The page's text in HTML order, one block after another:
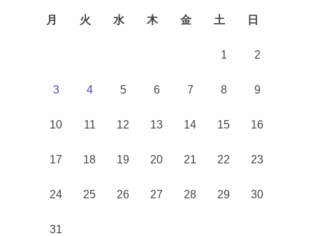
月 火 水 木 金 土 日
1 2
3 4 5 6 7 8 9
10 11 12 13 14 15 16
17 18 19 20 21 22 23
24 25 26 27 28 29 30
31